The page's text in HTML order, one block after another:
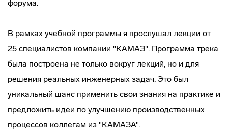
форума.
В рамках учебной программы я прослушал лекции от
25 специалистов компании "КАМАЗ". Программа трека
была построена не только вокруг лекций, но и для
решения реальных инженерных задач. Это был
уникальный шанс применить свои знания на практике и
предложить идеи по улучшению производственных
процессов коллегам из "КАМАЗА".